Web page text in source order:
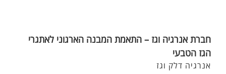
חברת אנרגיה וגז – התאמת המבנה הארגוני לאתגרי
הגז הטבעי
אנרגיה דלק וגז